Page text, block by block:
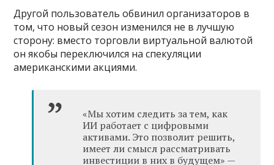
Другой пользователь обвинил организаторов в
том, что новый сезон изменился не в лучшую
сторону: вместо торговли виртуальной валютой
он якобы переключился на спекуляции
американскими акциями.
«Мы хотим следить за тем, как
ИИ работает с цифровыми
активами. Это позволит решить,
имеет ли смысл рассматривать
инвестиции в них в будущем» —